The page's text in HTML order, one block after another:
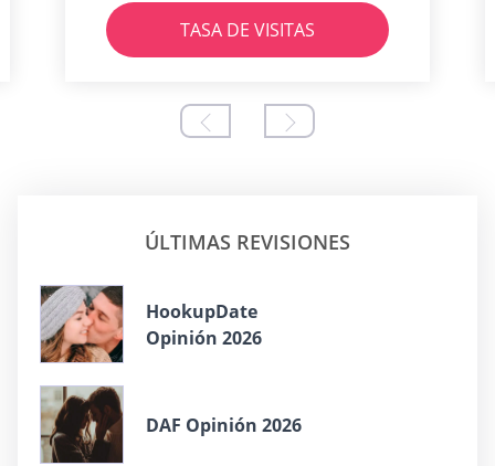
TASA DE VISITAS
ÚLTIMAS REVISIONES
HookupDate
Opinión 2026
DAF Opinión 2026